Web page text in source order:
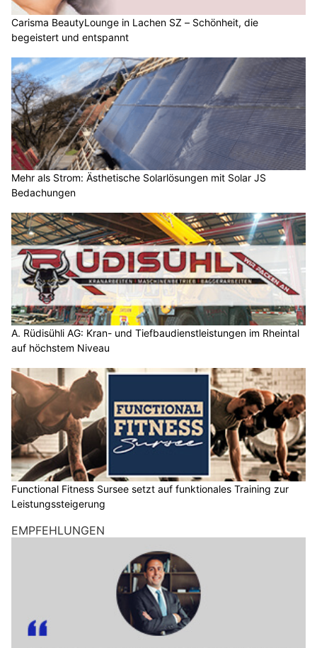
Carisma BeautyLounge in Lachen SZ – Schönheit, die
begeistert und entspannt
Mehr als Strom: Ästhetische Solarlösungen mit Solar JS
Bedachungen
A. Rüdisühli AG: Kran- und Tiefbaudienstleistungen im Rheintal
auf höchstem Niveau
Functional Fitness Sursee setzt auf funktionales Training zur
Leistungssteigerung
EMPFEHLUNGEN